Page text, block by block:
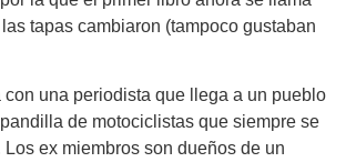
tapas cambiaron (tampoco gustaban
con una periodista que llega a un pueblo
de motociclistas que siempre se
ex miembros son dueños de un